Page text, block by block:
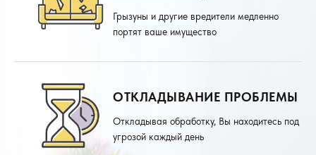
Грызуны и другие вредители медленно
портят ваше имущество
ОТКЛАДЫВАНИЕ ПРОБЛЕМЫ
Откладывая обработку, Вы находитесь под
угрозой каждый день